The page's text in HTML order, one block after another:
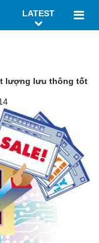
LATEST
lượng lưu thông tốt